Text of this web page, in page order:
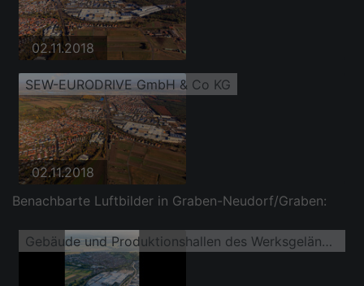
02.11.2018
SEW-EURODRIVE GmbH & Co KG
02.11.2018
Benachbarte Luftbilder in Graben-Neudorf/Graben:
Gebäude und Produktionshallen des Werksgelände der SEW-EURODRIVE GmbH & Co KG